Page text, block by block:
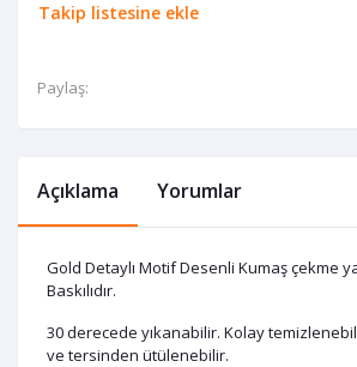
Takip listesine ekle
Paylaş:
Açıklama Yorumlar
Gold Detaylı Motif Desenli Kumaş çekme
Baskılıdır.
30 derecede yıkanabilir. Kolay
ve tersinden ütülenebilir.